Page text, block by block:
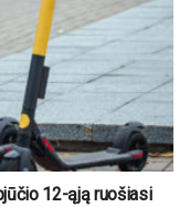
12-ąją ruošiasi